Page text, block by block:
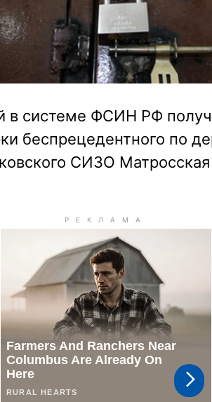
в системе ФСИН РФ
беспрецедентного по
СИЗО